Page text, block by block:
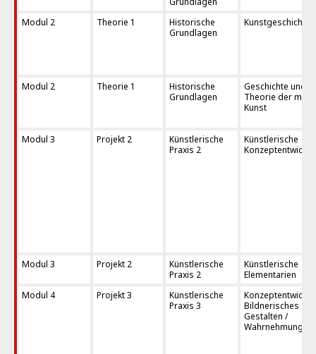
Modul 2 Theorie 1
Historische
Grundlagen
Kunstgeschichte
Modul 2 Theorie 1
Historische
Grundlagen
Geschichte und
Theorie der
Kunst
Modul 3 Projekt 2
Künstlerische
Praxis 2
Künstlerische
Modul 3 Projekt 2
Künstlerische
Praxis 2
Künstlerische
Elementarien
Modul 4
Projekt 3
Künstlerische
Praxis 3
Bildnerisches
Gestalten /